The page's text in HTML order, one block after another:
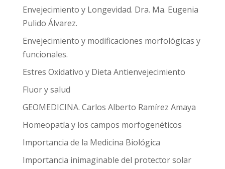
Envejecimiento y Longevidad. Dra. Ma. Eugenia
Pulido Álvarez.
Envejecimiento y modificaciones morfológicas y
funcionales.
Estres Oxidativo y Dieta Antienvejecimiento
Fluor y salud
GEOMEDICINA. Carlos Alberto Ramírez Amaya
Homeopatía y los campos morfogenéticos
Importancia de la Medicina Biológica
Importancia inimaginable del protector solar